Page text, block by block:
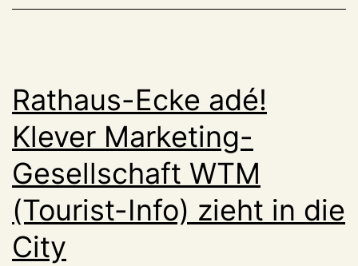
Rathaus-Ecke adé!
Klever Marketing-
Gesellschaft WTM
(Tourist-Info) zieht in die
City